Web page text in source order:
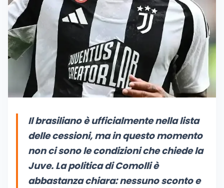
Il brasiliano è ufficialmente nella lista
delle cessioni, ma in questo momento
non ci sono le condizioni che chiede la
Juve. La politica di Comolli è
abbastanza chiara: nessuno sconto e